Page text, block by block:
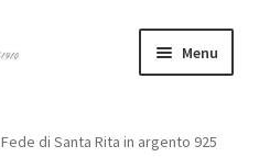
Menu
Fede di Santa Rita in argento 925